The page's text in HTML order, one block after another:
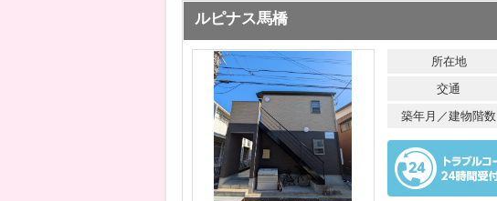
ルピナス馬橋
所在地
交通
築年月／建物階数